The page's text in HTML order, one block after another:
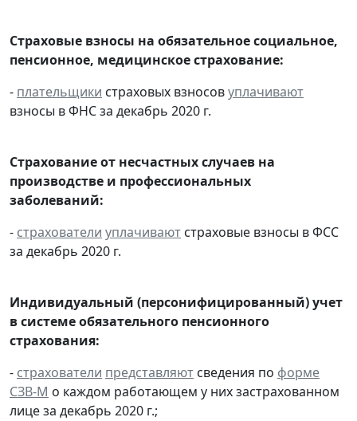
Страховые взносы на обязательное социальное,
пенсионное, медицинское страхование:
- плательщики страховых взносовуплачивают
взносы в ФНС за декабрь 2020 г.
Страхование от несчастных случаев на
производстве и профессиональных
заболеваний:
- страхователи уплачивают страховые взносы в ФСС
за декабрь 2020 г.
Индивидуальный (персонифицированный) учет
в системе обязательного пенсионного
страхования:
- страхователи представляют сведения по форме
СЗВ-М о каждом работающем у них застрахованном
лице за декабрь 2020 г.;